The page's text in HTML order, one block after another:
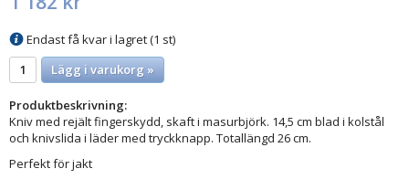
Endast få kvar i lagret (1 st)
Lägg i varukorg »
Produktbeskrivning:
Kniv med rejält fingerskydd, skaft i masurbjörk. 14,5 cm blad i kolstål
och knivslida i läder med tryckknapp. Totallängd 26 cm.
Perfekt för jakt